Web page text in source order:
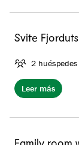
Svite
2 huéspedes
Leer más